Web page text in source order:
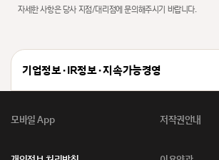
자세한 사항은 당사 지점/대리점에 문의해주시기 바랍니다.
기업정보 · IR정보 · 지속가능경영
모바일 App 저작권안내